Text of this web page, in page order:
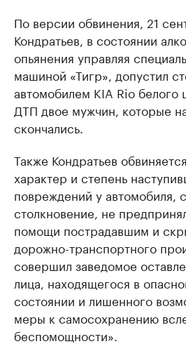
По версии обвинения, 21
Кондратьев, в состоянии
опьянения управляя
машиной «Тигр», допустил
автомобилем KIA Rio белого
ДТП двое мужчин, которые
скончались.
Также Кондратьев
характер и степень
повреждений у автомобиля,
столкновение, не
помощи пострадавшим и
дорожно-транспортного
совершил заведомое
лица, находящегося в
состоянии и лишенного
меры к самосохранению
беспомощности».